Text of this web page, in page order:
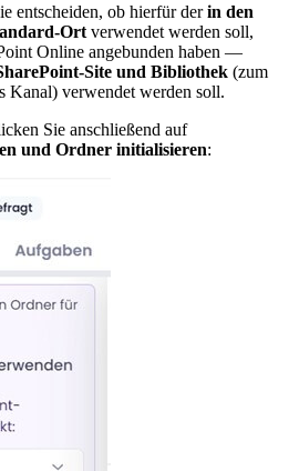
entscheiden, ob hierfür derin den
Ort verwendet werden soll,
Online angebunden haben —
Site und Bibliothek (zum
Kanal) verwendet werden soll.
Sie anschließend auf
und Ordner initialisieren: